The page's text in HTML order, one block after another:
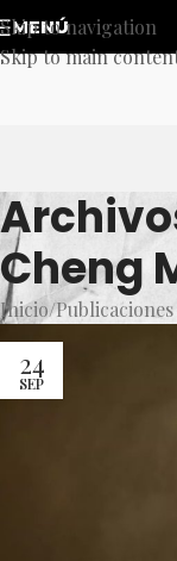
Skip to navigation
Skip to main
MENÚ
Cheng
Inicio
24
SEP